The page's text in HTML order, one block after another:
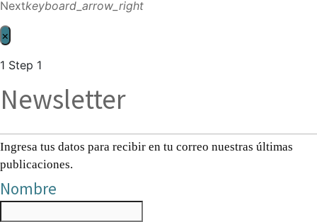
Nextkeyboard_arrow_right
×
1 Step 1
Newsletter
Ingresa tus datos para recibir en tu correo nuestras últimas
publicaciones.
Nombre